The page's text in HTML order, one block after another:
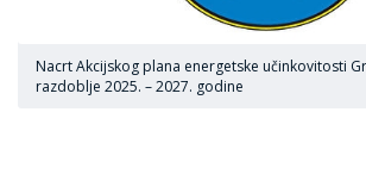
Nacrt Akcijskog plana energetske učinkovitosti
razdoblje 2025. – 2027. godine